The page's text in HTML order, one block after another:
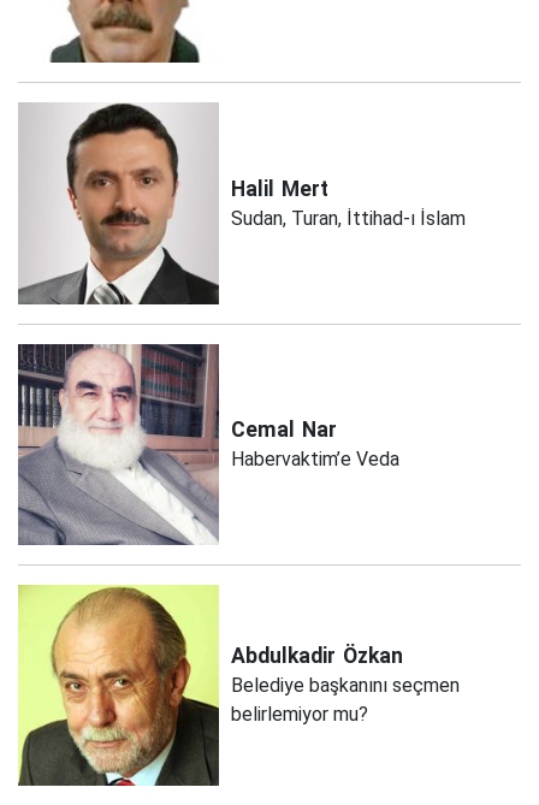
Halil Mert
Sudan, Turan, İttihad-ı İslam
Cemal Nar
Habervaktim’e Veda
Abdulkadir Özkan
Belediye başkanını seçmen
belirlemiyor mu?